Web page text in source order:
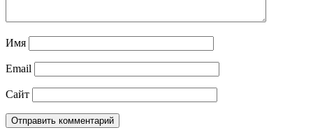
Имя
Email
Сайт